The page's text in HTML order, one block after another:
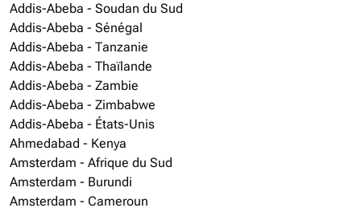
Addis-Abeba - Soudan du Sud
Addis-Abeba - Sénégal
Addis-Abeba - Tanzanie
Addis-Abeba - Thaïlande
Addis-Abeba - Zambie
Addis-Abeba - Zimbabwe
Addis-Abeba - États-Unis
Ahmedabad - Kenya
Amsterdam - Afrique du Sud
Amsterdam - Burundi
Amsterdam - Cameroun